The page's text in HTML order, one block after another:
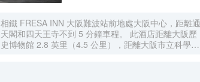
相鐵 FRESA INN 大阪難波站前地處大阪中心，距離通
天閣和四天王寺不到 5 分鐘車程。 此酒店距離大阪歷
史博物館 2.8 英里（4.5 公里），距離大阪市立科學館